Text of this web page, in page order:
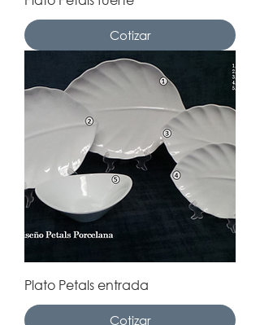
Cotizar
Plato Petals entrada
Cotizar